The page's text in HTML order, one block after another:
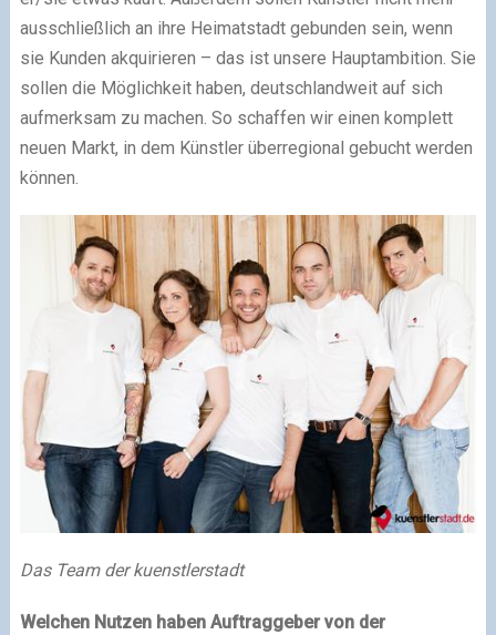
ausschließlich an ihre Heimatstadt gebunden sein, wenn
sie Kunden akquirieren – das ist unsere Hauptambition. Sie
sollen die Möglichkeit haben, deutschlandweit auf sich
aufmerksam zu machen. So schaffen wir einen komplett
neuen Markt, in dem Künstler überregional gebucht werden
können.
Das Team der kuenstlerstadt
Welchen Nutzen haben Auftraggeber von der